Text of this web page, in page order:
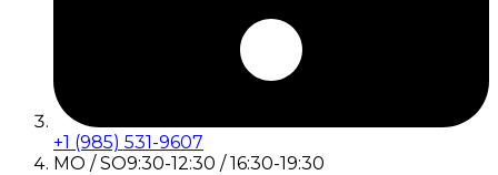
+1 (985) 531-9607
MO / SO9:30-12:30 / 16:30-19:30